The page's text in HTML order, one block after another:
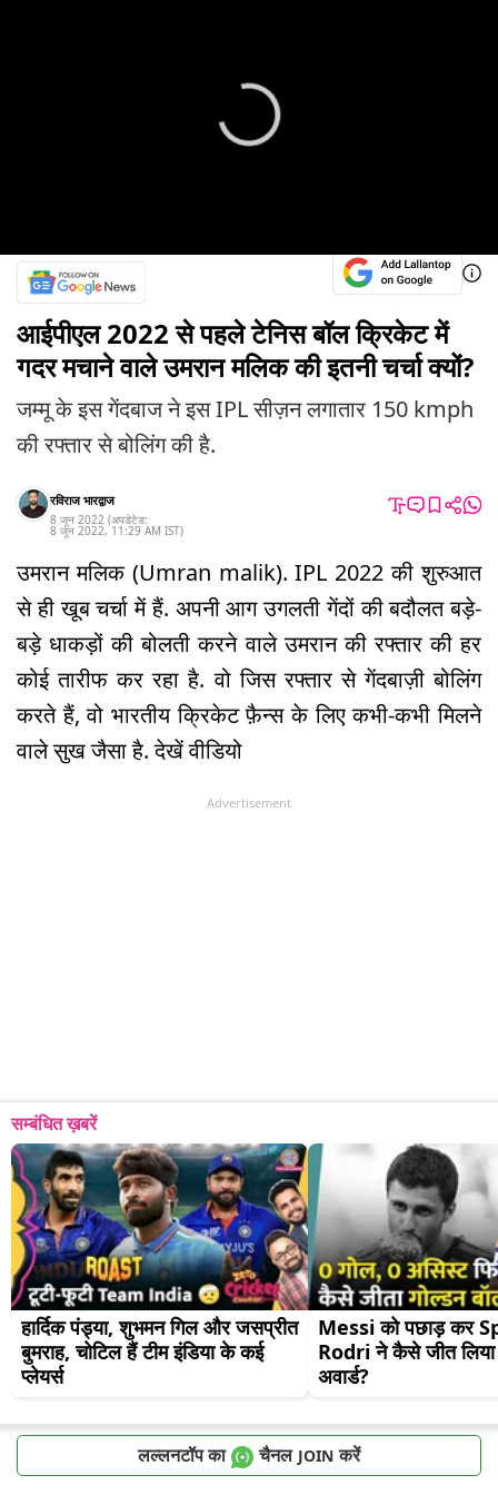
आईपीएल 2022 से पहले टेनिस बॉल क्रिकेट में
गदर मचाने वाले उमरान मलिक की इतनी चर्चा क्यों?
जम्मू के इस गेंदबाज ने इस IPL सीज़न लगातार 150 kmph
की रफ्तार से बोलिंग की है.
रविराज भारद्वाज
8 जून 2022 (अपडेटेड:
8 जून 2022,11:29 AM IST)
उमरान मलिक (Umran malik). IPL 2022 की शुरुआत
से ही खूब चर्चा में हैं. अपनी आग उगलती गेंदों की बदौलत बड़े-
बड़े धाकड़ों की बोलती करने वाले उमरान की रफ्तार की हर
कोई तारीफ कर रहा है. वो जिस रफ्तार से गेंदबाज़ी बोलिंग
करते हैं, वो भारतीय क्रिकेट फ़ैन्स के लिए कभी-कभी मिलने
वाले सुख जैसा है. देखें वीडियो
Advertisement
सम्बंधित ख़बरें
हार्दिक पंड्या, शुभमन गिल और जसप्रीत
बुमराह, चोटिल हैं टीम इंडिया के कई
प्लेयर्स
Messi को पछाड़ कर
Rodri ने कैसे जीत लिया
अवार्ड?
लल्लनटॉप का चैनल JOIN करें